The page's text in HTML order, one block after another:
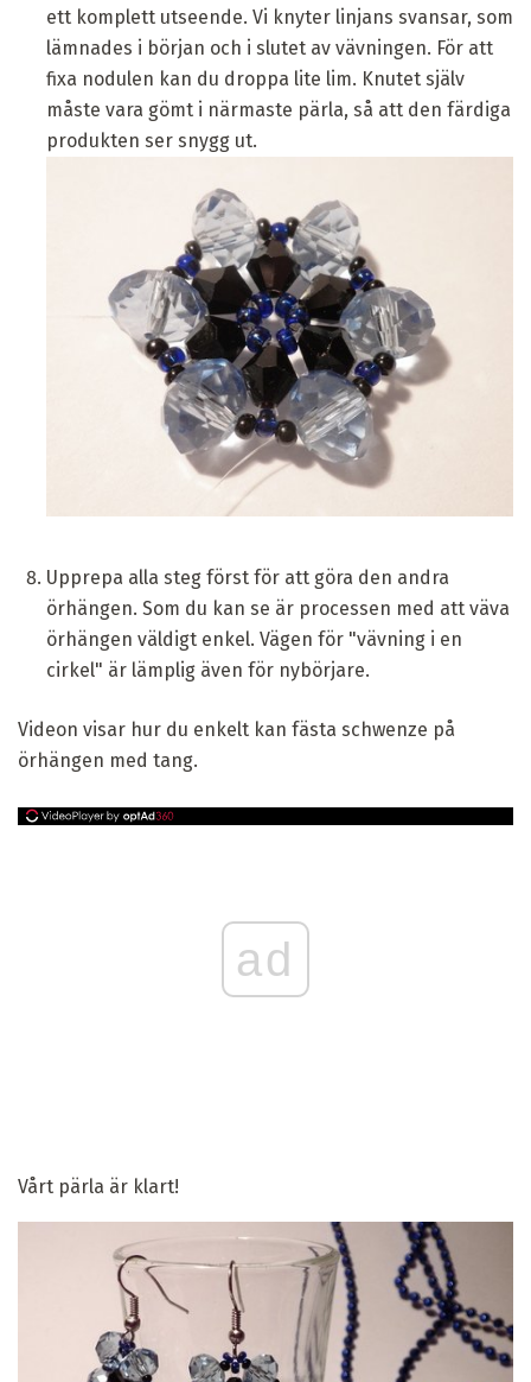
ett komplett utseende. Vi knyter linjans svansar, som
lämnades i början och i slutet av vävningen. För att
fixa nodulen kan du droppa lite lim. Knutet själv
måste vara gömt i närmaste pärla, så att den färdiga
produkten ser snygg ut.
Upprepa alla steg först för att göra den andra
örhängen. Som du kan se är processen med att väva
örhängen väldigt enkel. Vägen för "vävning i en
cirkel" är lämplig även för nybörjare.
Videon visar hur du enkelt kan fästa schwenze på
örhängen med tang.
ad
Vårt pärla är klart!